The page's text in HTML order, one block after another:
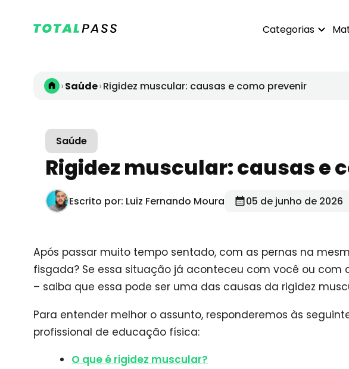
Categorias
›Saúde›Rigidez muscular: causas e como prevenir
Saúde
Rigidez muscular: causas e
Escrito por: Luiz Fernando Moura 05 de junho de 2026
Após passar muito tempo sentado, com as pernas na
fisgada? Se essa situação já aconteceu com você ou
– saiba que essa pode ser uma das causas da rigidez
Para entender melhor o assunto, responderemos às
profissional de educação física:
O que é rigidez muscular?